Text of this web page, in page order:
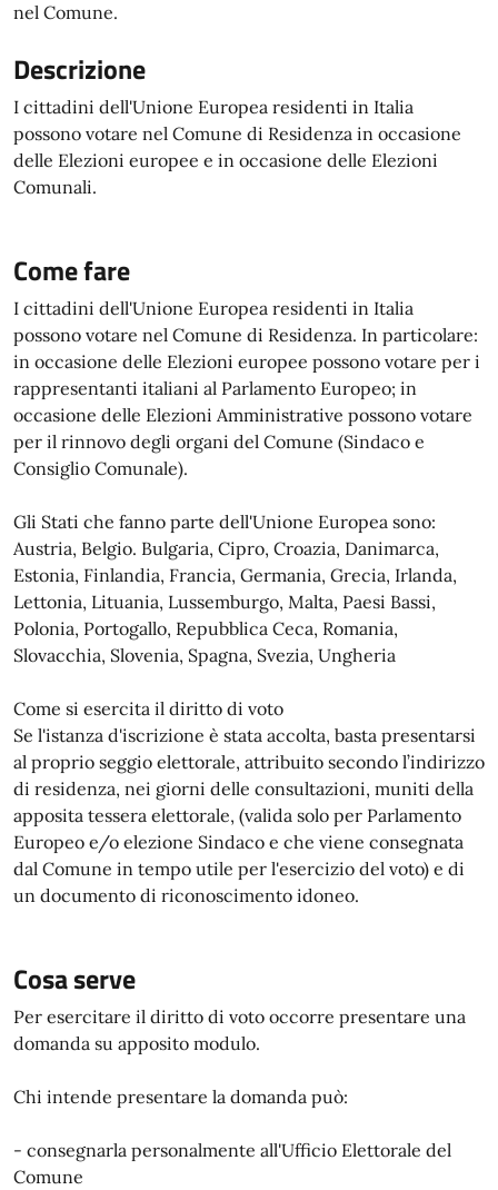
nel Comune.
Descrizione
I cittadini dell'Unione Europea residenti in Italia
possono votare nel Comune di Residenza in occasione
delle Elezioni europee e in occasione delle Elezioni
Comunali.
Come fare
I cittadini dell'Unione Europea residenti in Italia
possono votare nel Comune di Residenza. In particolare:
in occasione delle Elezioni europee possono votare per i
rappresentanti italiani al Parlamento Europeo; in
occasione delle Elezioni Amministrative possono votare
per il rinnovo degli organi del Comune (Sindaco e
Consiglio Comunale).
Gli Stati che fanno parte dell'Unione Europea sono:
Austria, Belgio. Bulgaria, Cipro, Croazia, Danimarca,
Estonia, Finlandia, Francia, Germania, Grecia, Irlanda,
Lettonia, Lituania, Lussemburgo, Malta, Paesi Bassi,
Polonia, Portogallo, Repubblica Ceca, Romania,
Slovacchia, Slovenia, Spagna, Svezia, Ungheria
Come si esercita il diritto di voto
Se l'istanza d'iscrizione è stata accolta, basta presentarsi
al proprio seggio elettorale, attribuito secondo l’indirizzo
di residenza, nei giorni delle consultazioni, muniti della
apposita tessera elettorale, (valida solo per Parlamento
Europeo e/o elezione Sindaco e che viene consegnata
dal Comune in tempo utile per l'esercizio del voto) e di
un documento di riconoscimento idoneo.
Cosa serve
Per esercitare il diritto di voto occorre presentare una
domanda su apposito modulo.
Chi intende presentare la domanda può:
- consegnarla personalmente all'Ufficio Elettorale del
Comune